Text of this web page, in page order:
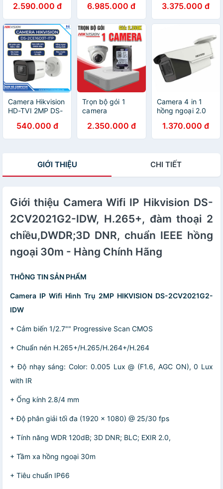
2.0 megapixel
Full HD 1080P
kèm HDD 500G
và dây liền
nguồn đúc sẵn
2.590.000 đ
HIKVISION DS-
2DE4225IW-DE -
Hàng chính hãng
6.985.000 đ
2CD2T47G1-L
4MP - Đèn Trợ
Sáng Tầm Xa
Chống Nước Và
Bụi Bẩn IP67
3.375.000 đ
Camera Hikvision
HD-TVI 2MP DS-
Hàng chính hãng
bảo hành 24
540.000 đ
Trọn bộ gói 1
camera
chính hãng độ
phân giải HD siêu
2.350.000 đ
Camera 4 in 1
hồng ngoại 2.0
HIKVISION DS-
2CE19D3T-IT3ZF
1.370.000 đ
GIỚI THIỆU CHI TIẾT
Giới thiệu Camera Wifi IP Hikvision DS-
2CV2021G2-IDW, H.265+, đàm thoại 2
chiều,DWDR;3D DNR, chuẩn IEEE hồng
ngoại 30m - Hàng Chính Hãng
THÔNG TIN SẢN PHẨM
Camera IP Wifi Hình Trụ 2MP HIKVISION DS-2CV2021G2-
IDW
+ Cảm biến 1/2.7"" Progressive Scan CMOS
+ Chuẩn nén H.265+/H.265/H.264+/H.264
+ Độ nhạy sáng: Color: 0.005 Lux @ (F1.6, AGC ON), 0 Lux
with IR
+ Ống kính 2.8/4 mm
+ Độ phân giải tối đa (1920 × 1080) @ 25/30 fps
+ Tính năng WDR 120dB; 3D DNR; BLC; EXIR 2.0,
+ Tầm xa hồng ngoại 30m
+ Tiêu chuẩn IP66